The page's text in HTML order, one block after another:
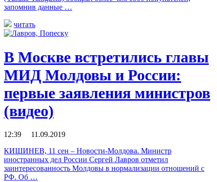
запомнив данные …
читать
В Москве встретились главы
МИД Молдовы и России:
первые заявления министров
(видео)
12:39 11.09.2019
КИШИНЕВ, 11 сен – Новости-Молдова. Министр
иностранных дел России Сергей Лавров отметил
заинтересованность Молдовы в нормализации отношений с
РФ. Об …